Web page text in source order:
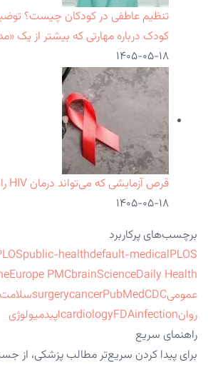
تنظیم عاطفی در کودکان چیست؟
کودک درباره مهارتی که بیشتر از یک
۱۴۰۵-۰۵-۱۸
قرص آزمایشی که می‌تواند درمان HIV را متحول کند
۱۴۰۵-۰۵-۱۸
برچسب‌های پرکاربرد
public-healthdefault-medicalPLOS
Europe PMCbrainScienceDaily Health
عمومی
surgerycancerPubMedCDC
سلامت
روان
cardiologyFDAinfection
اپیدمیولوژی
راهنمای سریع
برای پیدا کردن سریع‌تر مطالب پزشکی، از